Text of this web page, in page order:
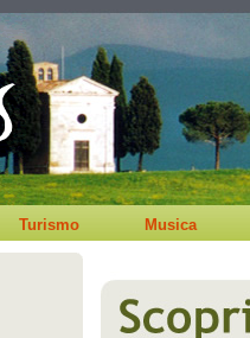
Turismo Musica